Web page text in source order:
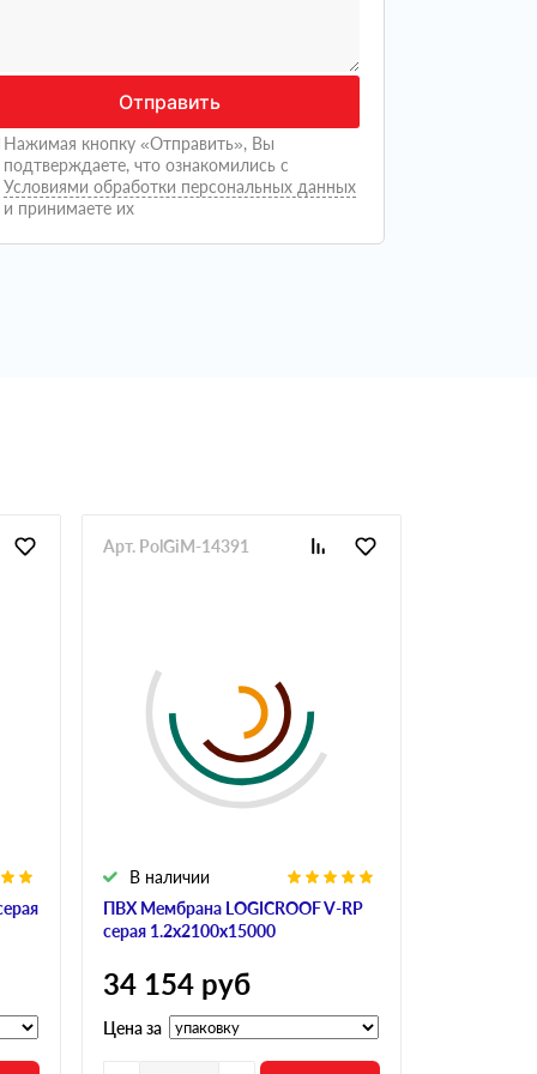
Отправить
Нажимая кнопку «Отправить», Вы
подтверждаете, что ознакомились с
Условиями обработки персональных данных
и принимаете их
ПВХ Мембрана LOGICROOF V-RP
серая 1.2х2100х15000
В наличии
Арт. PolGiM-14391
34 154 руб
Цена за